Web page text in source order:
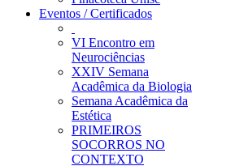
Eventos / Certificados
VI Encontro em
Neurociências
XXIV Semana
Acadêmica da Biologia
Semana Acadêmica da
Estética
PRIMEIROS
SOCORROS NO
CONTEXTO